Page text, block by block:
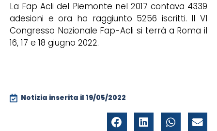
La Fap Acli del Piemonte nel 2017 contava 4339
adesioni e ora ha raggiunto 5256 iscritti. Il VI
Congresso Nazionale Fap-Acli si terrà a Roma il
16, 17 e 18 giugno 2022.
Notizia inserita il 19/05/2022